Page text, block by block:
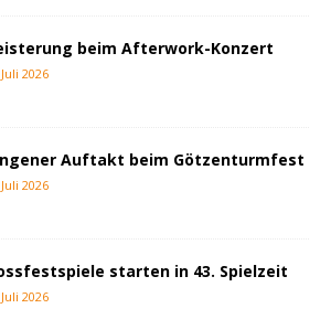
beim Afterwork-Konzert
2026
Auftakt beim Götzenturmfest
2026
starten in 43. Spielzeit
2026